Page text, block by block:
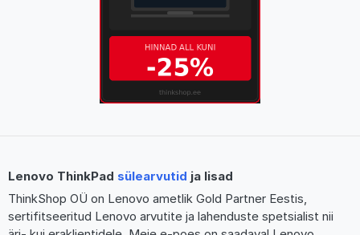
Lenovo ThinkPad sülearvutid ja lisad
ThinkShop OÜ on Lenovo ametlik Gold Partner Eestis,
sertifitseeritud Lenovo arvutite ja lahenduste spetsialist nii